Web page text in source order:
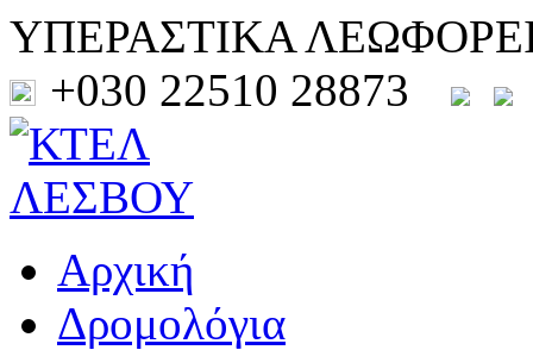
ΥΠΕΡΑΣΤΙΚΑ
+030 22510 28873
Αρχική
Δρομολόγια